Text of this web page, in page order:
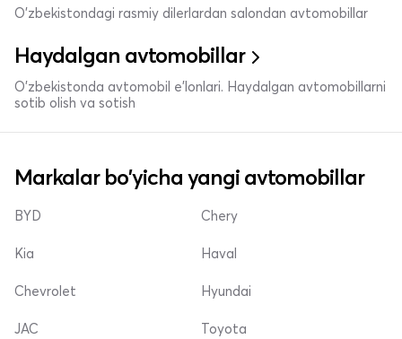
O'zbekistondagi rasmiy dilerlardan salondan avtomobillar
Haydalgan avtomobillar
O'zbekistonda avtomobil e’lonlari. Haydalgan avtomobillarni
sotib olish va sotish
Markalar bo'yicha yangi avtomobillar
BYD
Kia
Chevrolet
Chery
Haval
Hyundai
JAC Toyota